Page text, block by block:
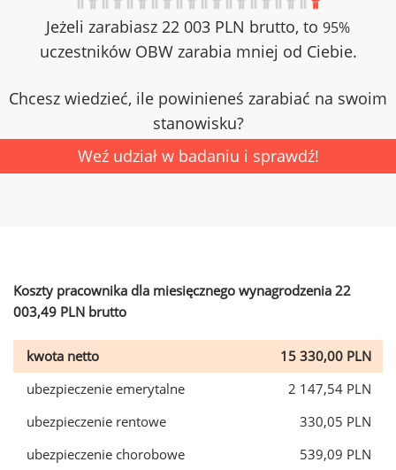
Jeżeli zarabiasz 22 003 PLN brutto, to 95%
uczestników OBW zarabia mniej od Ciebie.
Chcesz wiedzieć, ile powinieneś zarabiać na swoim
stanowisku?
Weź udział w badaniu i sprawdź!
Koszty pracownika dla miesięcznego wynagrodzenia 22
003,49 PLN brutto
kwota netto
15 330,00 PLN
ubezpieczenie emerytalne
2 147,54 PLN
ubezpieczenie rentowe
330,05 PLN
ubezpieczenie chorobowe
539,09 PLN